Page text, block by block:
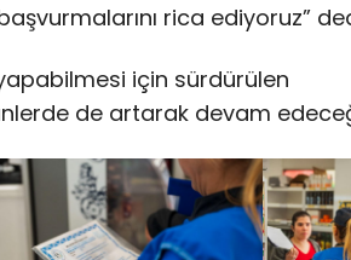
rica ediyoruz”
için sürdürülen
de artarak devam